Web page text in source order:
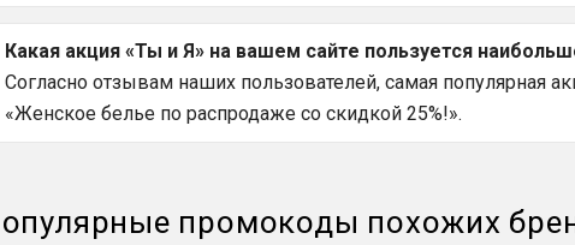
Какая акция «Ты и Я» на вашем сайте пользуется
Согласно отзывам наших пользователей, самая популярная
«Женское белье по распродаже со скидкой 25%!».
промокоды похожих